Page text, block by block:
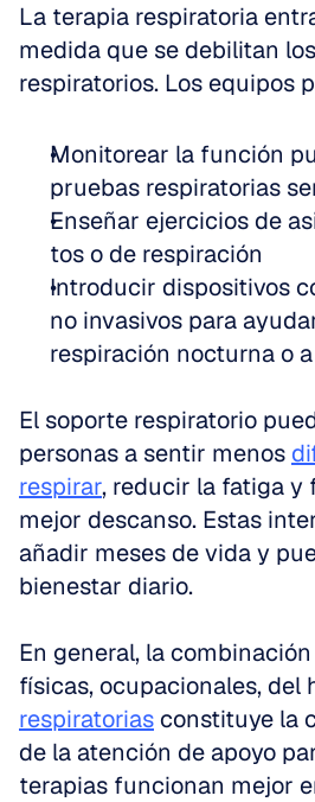
La terapia respiratoria
medida que se debilitan
respiratorios. Los equipos
Monitorear la función
pruebas respiratorias
Enseñar ejercicios de
tos o de respiración
Introducir dispositivos
no invasivos para
respiración nocturna o
El soporte respiratorio
personas a sentir menos
respirar, reducir la fatiga y
mejor descanso. Estas
añadir meses de vida y
bienestar diario.
En general, la
físicas, ocupacionales, del
respiratorias constituye la
de la atención de apoyo
terapias funcionan mejor